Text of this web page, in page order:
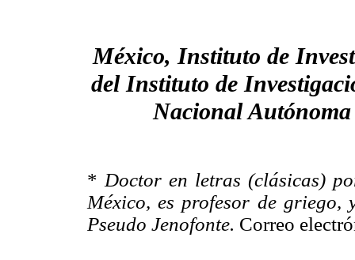
México, Instituto de
del Instituto de
Nacional
* Doctor en letras (clásicas)
México, es profesor de
Pseudo Jenofonte. Correo